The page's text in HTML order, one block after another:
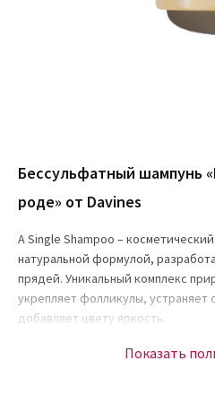
Бессульфатный шампунь
роде» от Davines
A Single Shampoo –
натуральной формулой,
прядей. Уникальный комплекс
укрепляет фолликулы, устраняет
добавляет цвету яркость.
Показать